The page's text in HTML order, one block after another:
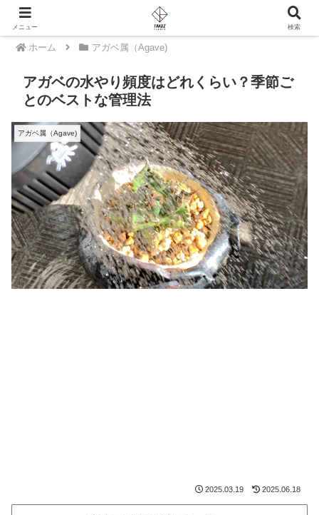
PR
ホーム アガベ属（Agave)
アガベの水やり頻度はどれくらい？季節ご
とのベストな管理法
アガベ属（Agave)
2025.03.19 2025.06.18
メニュー 検索